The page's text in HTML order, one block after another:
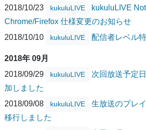
2018/10/23
kukuluLIVE
kukuluLIVE
Chrome/Firefox 仕様変更のお知らせ
2018/10/10
kukuluLIVE 配信者レベル
2018年 09月
2018/09/29
kukuluLIVE
次回放送予定
加しました
2018/09/08
kukuluLIVE
生放送のプレ
移行しました